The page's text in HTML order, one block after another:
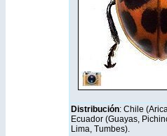
Distribución: Chile
Ecuador (Guayas,
Lima, Tumbes).